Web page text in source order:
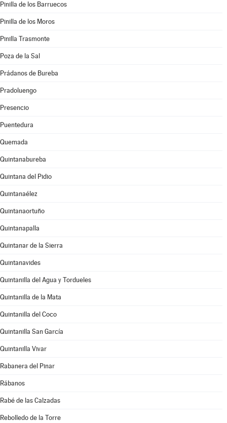
Pinilla de los Barruecos
Pinilla de los Moros
Pinilla Trasmonte
Poza de la Sal
Prádanos de Bureba
Pradoluengo
Presencio
Puentedura
Quemada
Quintanabureba
Quintana del Pidio
Quintanaélez
Quintanaortuño
Quintanapalla
Quintanar de la Sierra
Quintanavides
Quintanilla del Agua y Tordueles
Quintanilla de la Mata
Quintanilla del Coco
Quintanilla San García
Quintanilla Vivar
Rabanera del Pinar
Rábanos
Rabé de las Calzadas
Rebolledo de la Torre